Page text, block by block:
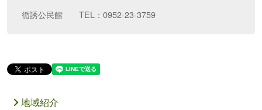
循誘公民館 TEL：0952-23-3759
地域紹介